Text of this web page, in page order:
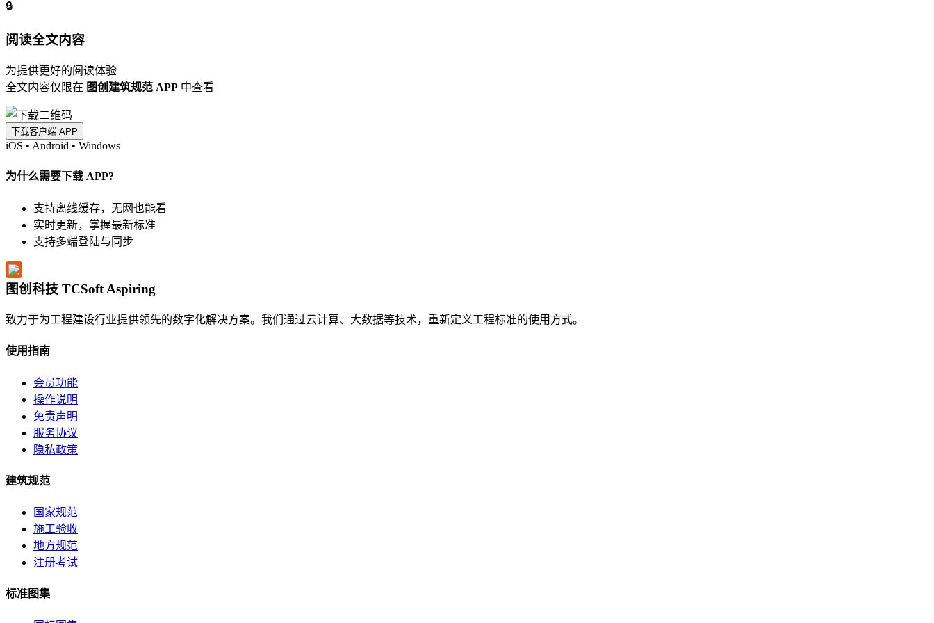
🔒
阅读全文内容
为提供更好的阅读体验
全文内容仅限在 图创建筑规范 APP 中查看
下载客户端 APP
iOS • Android • Windows
为什么需要下载 APP?
支持离线缓存，无网也能看
实时更新，掌握最新标准
支持多端登陆与同步
图创科技 TCSoft Aspiring
致力于为工程建设行业提供领先的数字化解决方案。我们通过云计算、大数据等技术，重新定义工程标准的使用方式。
使用指南
会员功能
操作说明
免责声明
服务协议
隐私政策
建筑规范
国家规范
施工验收
地方规范
注册考试
标准图集